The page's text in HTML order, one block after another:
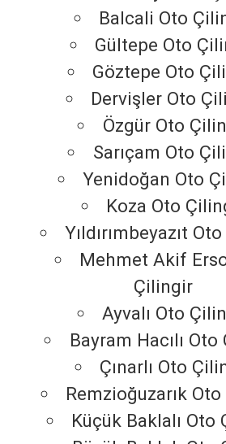
Balcali Oto
Gültepe Oto
Göztepe Oto
Dervişler Oto
Özgür Oto
Sarıçam Oto
Yenidoğan Oto
Koza Oto
Yıldırımbeyazıt
Mehmet Akif
Çilingir
Ayvalı Oto
Bayram Hacılı
Çınarlı Oto
Remzioğuzarık
Küçük Baklalı Oto